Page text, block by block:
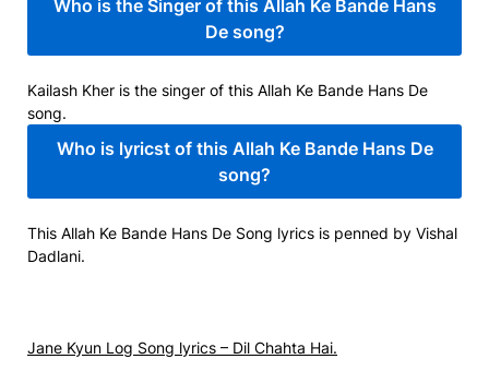
Who is the Singer of this Allah Ke Bande Hans
De song?
Kailash Kher is the singer of this Allah Ke Bande Hans De
song.
Who is lyricst of this Allah Ke Bande Hans De
song?
This Allah Ke Bande Hans De Song lyrics is penned by Vishal
Dadlani.
Jane Kyun Log Song lyrics – Dil Chahta Hai.